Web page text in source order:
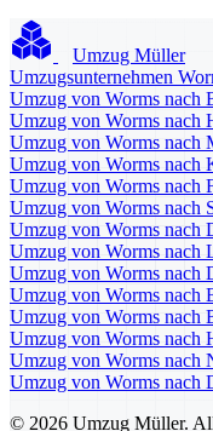
Umzug Müller
Umzugsunternehmen
Umzug von Worms nach
Umzug von Worms nach
Umzug von Worms nach
Umzug von Worms nach
Umzug von Worms nach
Umzug von Worms nach
Umzug von Worms nach
Umzug von Worms nach
Umzug von Worms nach
Umzug von Worms nach
Umzug von Worms nach
Umzug von Worms nach
Umzug von Worms nach
Umzug von Worms nach
© 2026 Umzug Müller.